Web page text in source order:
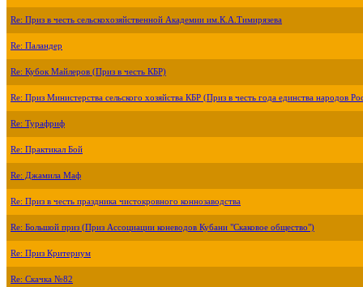
Re: Приз в честь сельскохозяйственной Академии им.К.А.Тимирязева
Re: Паландер
Re: Кубок Майлеров (Приз в честь КБР)
Re: Приз Министерства сельского хозяйства КБР (Приз в честь года единства народов
Re: Турафриф
Re: Практикал Бой
Re: Джамила Маф
Re: Приз в честь праздника чистокровного коннозаводства
Re: Большой приз (Приз Ассоциации коневодов Кубани "Скаковое общество")
Re: Приз Критериум
Re: Скачка №82